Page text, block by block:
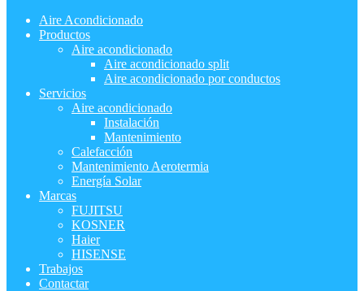
Aire Acondicionado
Productos
Aire acondicionado
Aire acondicionado split
Aire acondicionado por conductos
Servicios
Aire acondicionado
Instalación
Mantenimiento
Calefacción
Mantenimiento Aerotermia
Energía Solar
Marcas
FUJITSU
KOSNER
Haier
HISENSE
Trabajos
Contactar